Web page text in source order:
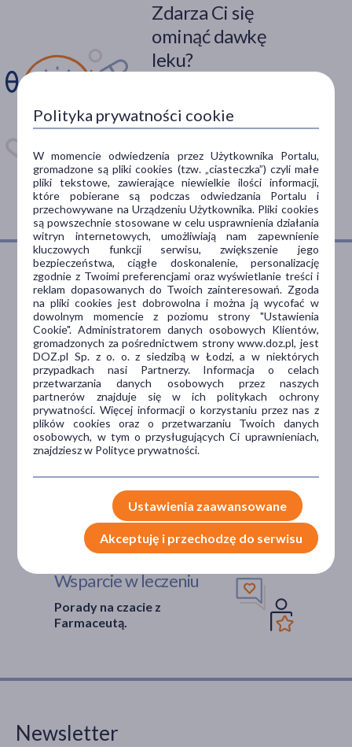
Zdarza Ci się
ominąć dawkę
leku?
apteczkę. Przypomnimy Ci
kiedy wziąć lek.
Dostępna w
Dlaczego DOZ.pl
Niższe koszta leczenia
Darmowa dostawa do Apteki
Bezpłatna Infolinia dla
Pacjentów.
Bezpieczeństwo
Weryfikacja interakcji leków.
Encyklopedia leków i ziół
Wsparcie w leczeniu
Porady na czacie z
Farmaceutą.
Newsletter
Polityka prywatności cookie
W momencie odwiedzenia przez Użytkownika Portalu,
gromadzone są pliki cookies (tzw. „ciasteczka”) czyli małe
pliki tekstowe, zawierające niewielkie ilości informacji,
które pobierane są podczas odwiedzania Portalu i
przechowywane na Urządzeniu Użytkownika. Pliki cookies
są powszechnie stosowane w celu usprawnienia działania
witryn internetowych, umożliwiają nam zapewnienie
kluczowych funkcji serwisu, zwiększenie jego
bezpieczeństwa, ciągłe doskonalenie, personalizację
zgodnie z Twoimi preferencjami oraz wyświetlanie treści i
reklam dopasowanych do Twoich zainteresowań. Zgoda
na pliki cookies jest dobrowolna i można ją wycofać w
dowolnym momencie z poziomu strony "Ustawienia
Cookie". Administratorem danych osobowych Klientów,
gromadzonych za pośrednictwem strony www.doz.pl, jest
DOZ.pl Sp. z o. o. z siedzibą w Łodzi, a w niektórych
przypadkach nasi Partnerzy. Informacja o celach
przetwarzania danych osobowych przez naszych
partnerów znajduje się w ich politykach ochrony
prywatności. Więcej informacji o korzystaniu przez nas z
plików cookies oraz o przetwarzaniu Twoich danych
osobowych, w tym o przysługujących Ci uprawnieniach,
znajdziesz w Polityce prywatności.
Ustawienia zaawansowane
Akceptuję i przechodzę do serwisu